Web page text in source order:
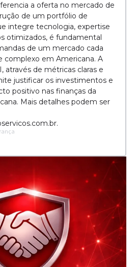
a oferta no mercado de
de um portfólio de
integre tecnologia, expertise
otimizados, é fundamental
de um mercado cada
complexo em Americana. A
através de métricas claras e
justificar os investimentos e
positivo nas finanças da
Mais detalhes podem ser